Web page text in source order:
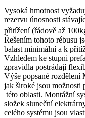
Vysoká hmotnost
rezervu únosnosti
přitížení (řádově až
Řešením tohoto rébusu
balast minimální a k
Vzhledem ke stupni
zpravidla postrádají
Výše popsané rozdělení
jak široké jsou možnosti
této oblasti. Montážní
složek sluneční
celého systému jsou